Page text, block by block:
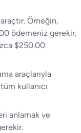
Örneğin,
ödemeniz gerekir.
$250.00
araçlarıyla
kullanıcı
anlamak ve